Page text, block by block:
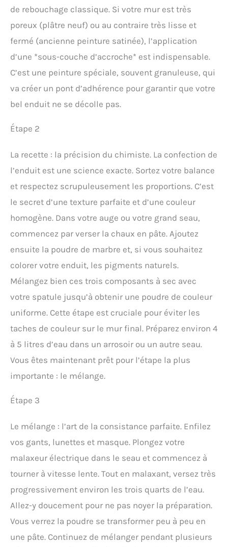
de rebouchage classique. Si votre mur est très
poreux (plâtre neuf) ou au contraire très lisse et
fermé (ancienne peinture satinée), l’application
d’une *sous-couche d’accroche* est indispensable.
C’est une peinture spéciale, souvent granuleuse, qui
va créer un pont d’adhérence pour garantir que votre
bel enduit ne se décolle pas.
Étape 2
La recette : la précision du chimiste. La confection de
l’enduit est une science exacte. Sortez votre balance
et respectez scrupuleusement les proportions. C’est
le secret d’une texture parfaite et d’une couleur
homogène. Dans votre auge ou votre grand seau,
commencez par verser la chaux en pâte. Ajoutez
ensuite la poudre de marbre et, si vous souhaitez
colorer votre enduit, les pigments naturels.
Mélangez bien ces trois composants à sec avec
votre spatule jusqu’à obtenir une poudre de couleur
uniforme. Cette étape est cruciale pour éviter les
taches de couleur sur le mur final. Préparez environ 4
à 5 litres d’eau dans un arrosoir ou un autre seau.
Vous êtes maintenant prêt pour l’étape la plus
importante : le mélange.
Étape 3
Le mélange : l’art de la consistance parfaite. Enfilez
vos gants, lunettes et masque. Plongez votre
malaxeur électrique dans le seau et commencez à
tourner à vitesse lente. Tout en malaxant, versez très
progressivement environ les trois quarts de l’eau.
Allez-y doucement pour ne pas noyer la préparation.
Vous verrez la poudre se transformer peu à peu en
une pâte. Continuez de mélanger pendant plusieurs